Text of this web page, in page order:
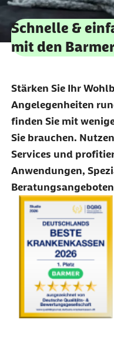
Schnelle &
mit den
Stärken Sie Ihr
Angelegenheiten
finden Sie mit
Sie brauchen.
Services und
Anwendungen,